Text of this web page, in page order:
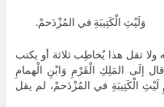
الْكَتِيبَةِ في المُزْدَحمْ.
ولا تقل هذا يُخاطِب ثلاثة أو يكتب
إلَى المَلِكِ الْقَرْمِ وَابْنِ الْهمامِ
الْكَتِيبَةِ في المُزْدَحمْ، لم يقل